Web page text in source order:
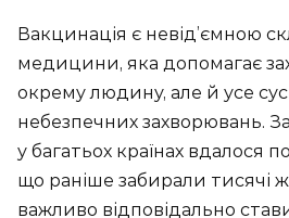
Вакцинація є невід’ємною
медицини, яка допомагає
окрему людину, але й усе
небезпечних захворювань.
у багатьох країнах вдалося
що раніше забирали тисячі
важливо відповідально